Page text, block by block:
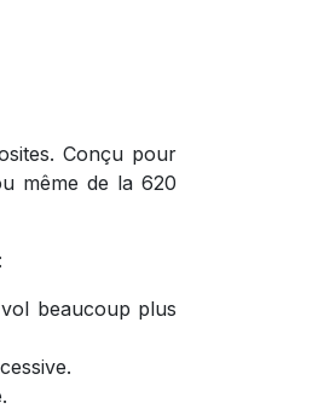
Conçu pour
même de la 620
beaucoup plus